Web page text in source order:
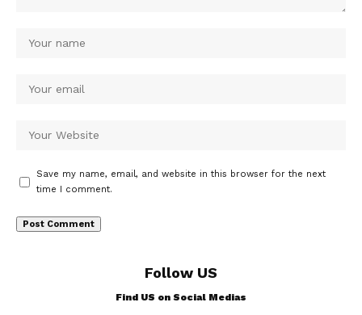
Save my name, email, and website in this browser for the next
time I comment.
Follow US
Find US on Social Medias